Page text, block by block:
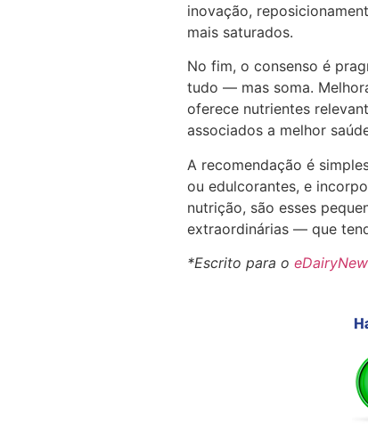
inovação,
mais saturados.
No fim, o consenso é
tudo — mas soma.
oferece nutrientes
associados a melhor
A recomendação é
ou edulcorantes, e
nutrição, são esses
extraordinárias — que
*Escrito para o